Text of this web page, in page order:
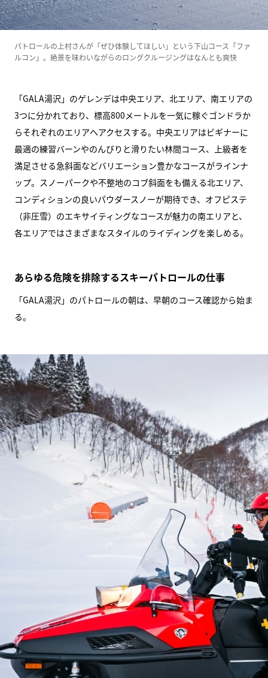
パトロールの上村さんが「ぜひ体験してほしい」という下山コース「ファ
ルコン」。絶景を味わいながらのロングクルージングはなんとも爽快
「GALA湯沢」のゲレンデは中央エリア、北エリア、南エリアの
3つに分かれており、標高800メートルを一気に稼ぐゴンドラか
らそれぞれのエリアへアクセスする。中央エリアはビギナーに
最適の練習バーンやのんびりと滑りたい林間コース、上級者を
満足させる急斜面などバリエーション豊かなコースがラインナ
ップ。スノーパークや不整地のコブ斜面をも備える北エリア、
コンディションの良いパウダースノーが期待でき、オフピステ
（非圧雪）のエキサイティングなコースが魅力の南エリアと、
各エリアではさまざまなスタイルのライディングを楽しめる。
あらゆる危険を排除するスキーパトロールの仕事
「GALA湯沢」のパトロールの朝は、早朝のコース確認から始ま
る。